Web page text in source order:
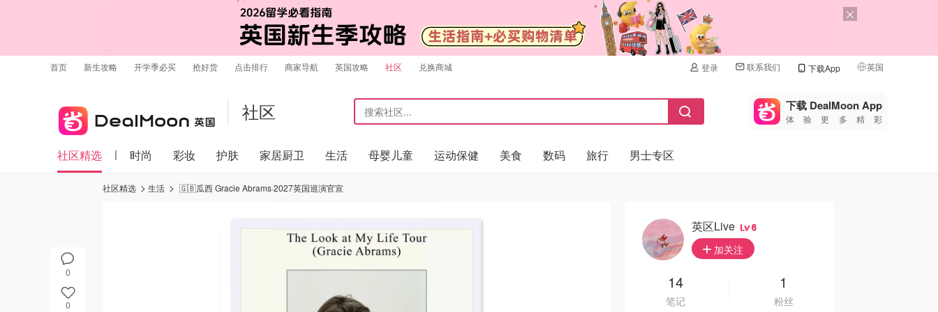
首页 新生攻略 开学季必买 抢好货 点击排行 商家导航 英国攻略 社区 兑换商城 登录 联系我们 下载App 英国
🇺🇸
🇨🇳 中国
社区 下载 DealMoon App
体验更多精彩
社区精选 时尚 彩妆 护肤 家居厨卫 生活 母婴儿童 运动保健 美食 数码 旅行 男士专区
0
0
社区精选 生活 🇬🇧瓜西 Gracie Abrams·2027英国巡演官宣
英区Live 6
加关注
14
笔记
1
粉丝